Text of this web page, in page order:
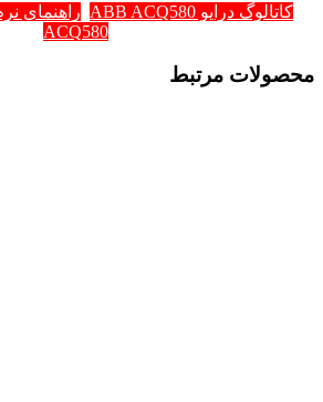
کاتالوگ درایو ABB ACQ580
ACQ580
محصولات مرتبط